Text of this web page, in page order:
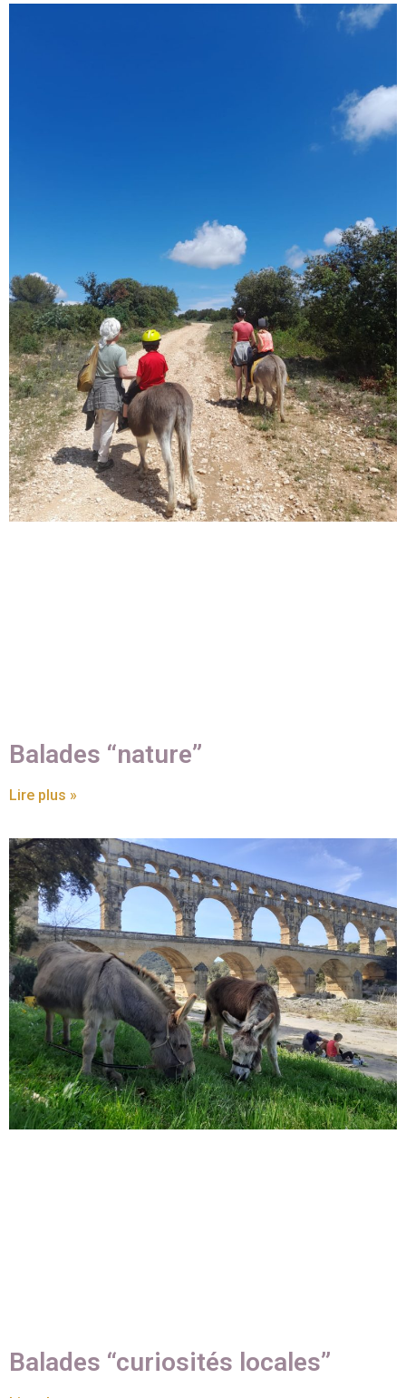
Balades “nature”
Lire plus »
Balades “curiosités locales”